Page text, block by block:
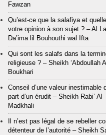
Fawzan
Qu’est-ce que la salafiya et
votre opinion à son sujet ? – Al
Da’ima lil Bouhouthi wal Ifta
Qui sont les salafs dans la
religieuse ? – Sheikh ‘Abdoullah Al
Boukhari
Conseil d’une valeur inestimable
part d’un érudit – Sheikh Rabi’ Al
Madkhali
Il n’est pas légal de se rebeller
détenteur de l’autorité – Sheikh